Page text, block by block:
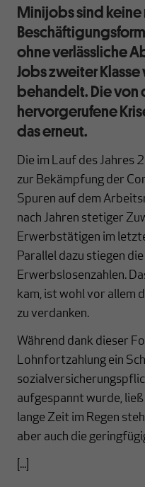
Minijobs sind
ohne verlässliche
Jobs zweiter
behandelt. Die von
hervorgerufene
das erneut.
Die im Lauf des Jahres
zur Bekämpfung der
Spuren auf dem
nach Jahren stetiger
Erwerbstätigen im
Parallel dazu stiegen
Erwerbslosenzahlen.
kam, ist wohl vor allem
zu verdanken.
Während dank dieser
Lohnfortzahlung ein
aufgespannt wurde,
lange Zeit im Regen
aber auch die
[...]